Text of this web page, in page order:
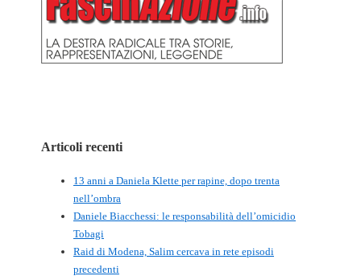
Articoli recenti
13 anni a Daniela Klette per rapine, dopo trenta
nell’ombra
Daniele Biacchessi: le responsabilità dell’omicidio
Tobagi
Raid di Modena, Salim cercava in rete episodi
precedenti